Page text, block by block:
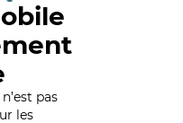
pas
les